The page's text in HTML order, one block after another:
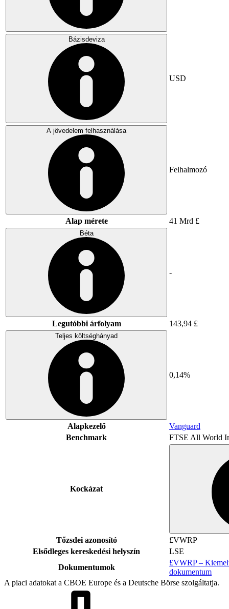
Bázisdeviza
USD
A jövedelem felhasználása
Felhalmozó
Alap mérete 41 Mrd £
Béta
-
Legutóbbi árfolyam 143,94 £
Teljes költséghányad
0,14%
Alapkezelő
Vanguard
Benchmark
FTSE All World
Kockázat
Tőzsdei azonosító
£VWRP
Elsődleges kereskedési helyszín
LSE
Dokumentumok
£VWRP –
dokumentum
A piaci adatokat a CBOE Europe és a Deutsche Börse szolgáltatja.